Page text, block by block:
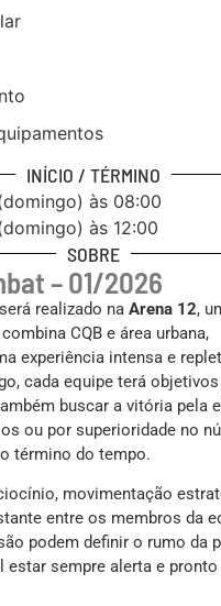
INÍCIO / TÉRMINO
às 08:00
às 12:00
SOBRE
– 01/2026
realizado na Arena 12,
CQB e área urbana,
experiência intensa e
cada equipe terá
buscar a vitória pela
ou por superioridade no
término do tempo.
movimentação
entre os membros da
podem definir o rumo da
estar sempre alerta e pronto